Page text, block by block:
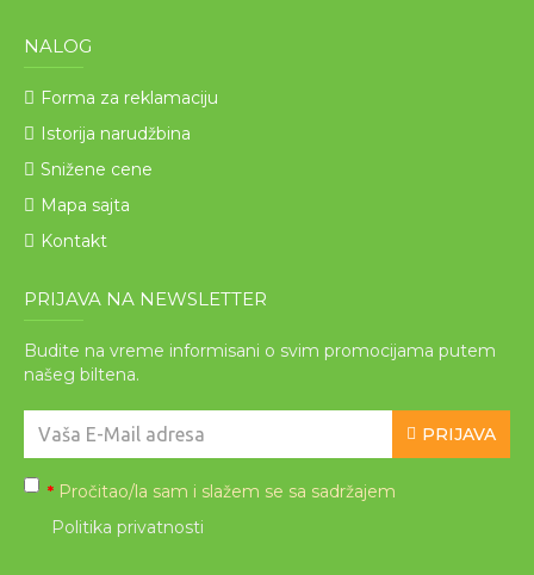
NALOG
Forma za reklamaciju
Istorija narudžbina
Snižene cene
Mapa sajta
Kontakt
PRIJAVA NA NEWSLETTER
Budite na vreme informisani o svim promocijama putem
našeg biltena.
PRIJAVA
* Pročitao/la sam i slažem se sa sadržajem
Politika privatnosti